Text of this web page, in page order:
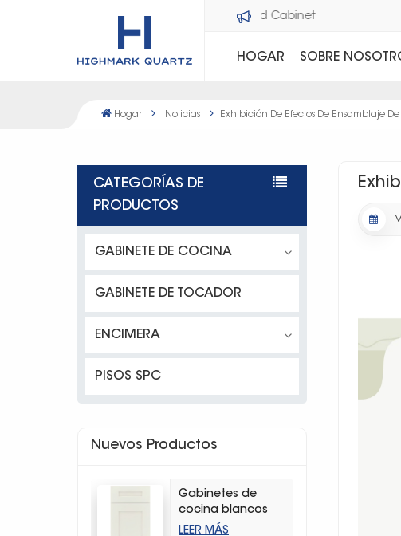
Bienvenido a Dawson Stone and Cabinet
HOGAR SOBRE
Hogar Noticias Exhibición De Efectos De Ensamblaje
CATEGORÍAS DE
PRODUCTOS
GABINETE DE COCINA
GABINETE DE TOCADOR
ENCIMERA
PISOS SPC
Nuevos Productos
Gabinetes de
cocina blancos
modernos con
LEER MÁS